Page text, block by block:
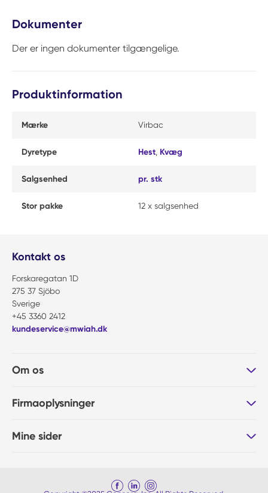
Dokumenter
Der er ingen dokumenter tilgængelige.
Produktinformation
Mærke Virbac
Dyretype Hest Kvæg
Salgsenhed pr. stk
Stor pakke 12 x salgsenhed
Kontakt os
Forskaregatan 1D
275 37 Sjöbo
Sverige
+45 3360 2412
kundeservice@mwiah.dk
Om os
Firmaoplysninger
Mine sider